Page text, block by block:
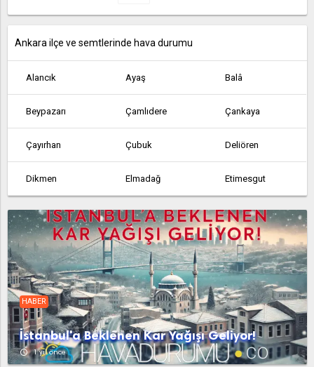
Ankara ilçe ve semtlerinde hava durumu
Alancık Ayaş Balâ
Beypazarı Çamlıdere Çankaya
Çayırhan Çubuk Deliören
Dikmen Elmadağ Etimesgut
Etlik Feruz Köyü Fethiye
Güdül Güvem Hasanoğlan
Haymana Kabaca Kalecik
Karahamzalı Karşıyaka Kazan
Kerpiç Kızılcahamam Köy Enstitüsü
HABER
İstanbul'a Beklenen Kar Yağışı Geliyor!
access_time 1 yıl önce